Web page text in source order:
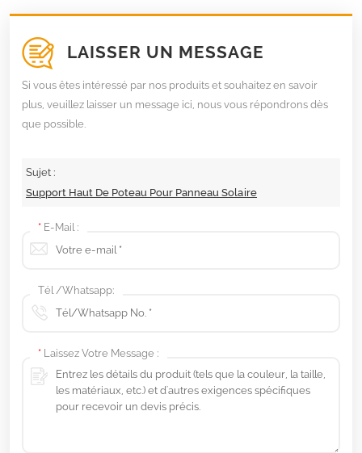
LAISSER UN MESSAGE
Si vous êtes intéressé par nos produits et souhaitez en savoir
plus, veuillez laisser un message ici, nous vous répondrons dès
que possible.
Sujet :
Support Haut De Poteau Pour Panneau Solaire
* E-Mail :
Tél /Whatsapp:
* Laissez Votre Message :